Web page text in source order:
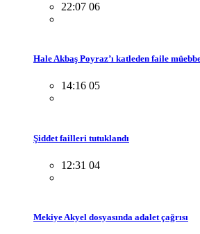
22:07 06
Hale Akbaş Poyraz’ı katleden faile
14:16 05
Şiddet failleri tutuklandı
12:31 04
Mekiye Akyel dosyasında adalet çağrısı